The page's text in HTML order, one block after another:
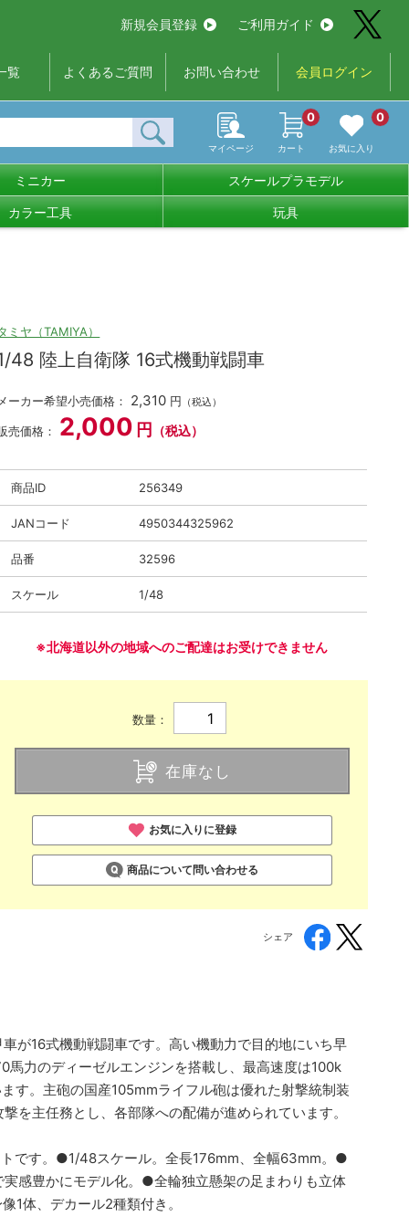
新規会員登録 ご利用ガイド
覧 よくあるご質問 お問い合わせ 会員ログイン
マイページ カート
0
お気に入り
0
ミニカー スケールプラモデル
カラー工具 玩具
ミヤ（TAMIYA）
48 陸上自衛隊 16式機動戦闘車
ーカー希望小売価格： 2,310 円 （税込）
売価格： 2,000 円 （税込）
商品ID 256349
JANコード 4950344325962
品番 32596
スケール 1/48
※北海道以外の地域へのご配達はお受けできません
数量：
在庫なし
お気に入りに登録
商品について問い合わせる
シェア
が16式機動戦闘車です。高い機動力で目的地にいち早
力のディーゼルエンジンを搭載し、最高速度は100k
す。主砲の国産105mmライフル砲は優れた射撃統制装
を主任務とし、各部隊への配備が進められています。
です。●1/48スケール。全長176mm、全幅63mm。●
感豊かにモデル化。●全輪独立懸架の足まわりも立体
体、デカール2種類付き。